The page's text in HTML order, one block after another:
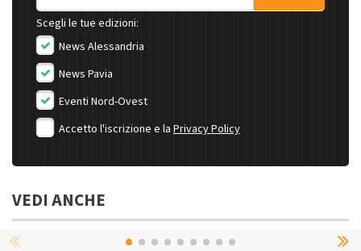
Scegli le tue edizioni:
News Alessandria
News Pavia
Eventi Nord-Ovest
Accetto l'iscrizione e la Privacy Policy
VEDI ANCHE